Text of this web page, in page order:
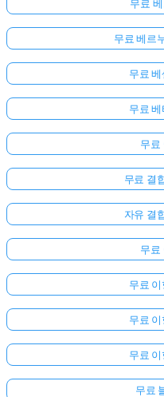
문
이
없
첫
번
째
질
문
하
기
무료
무료 베르
무료
무료
무료
무료 결
자유 결
무료
무료
무료
무료
무료